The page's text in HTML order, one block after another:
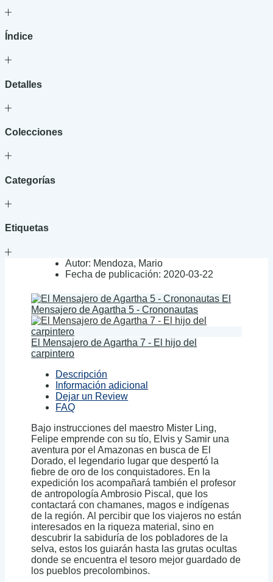
Índice
Detalles
Colecciones
Categorías
Etiquetas
Autor: Mendoza, Mario
Fecha de publicación: 2020-03-22
El
Mensajero de Agartha 5 - Crononautas
El Mensajero de Agartha 7 - El hijo del
carpintero
Descripción
Información adicional
Dejar un Review
FAQ
Bajo instrucciones del maestro Mister Ling,
Felipe emprende con su tío, Elvis y Samir una
aventura por el Amazonas en busca de El
Dorado, el legendario lugar que despertó la
fiebre de oro de los conquistadores. En la
expedición los acompañará también el profesor
de antropología Ambrosio Piscal, que los
contactará con chamanes, magos e indígenas
de la región. Al percibir que los viajeros no están
interesados en la riqueza material, sino en
descubrir la sabiduría de los pobladores de la
selva, estos los guiarán hasta las grutas ocultas
donde se encuentra el tesoro mejor guardado de
los pueblos precolombinos.